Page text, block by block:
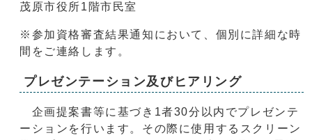
茂原市役所1階市民室
※参加資格審査結果通知において、個別に詳細な時
間をご連絡します。
プレゼンテーション及びヒアリング
企画提案書等に基づき1者30分以内でプレゼンテ
ーションを行います。その際に使用するスクリーン